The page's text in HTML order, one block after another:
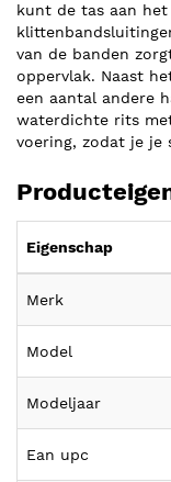
kunt de tas aan
van de banden
oppervlak. Naast
een aantal andere
waterdichte rits
voering, zodat je je
Eigenschap
Merk
Model
Modeljaar
Ean upc